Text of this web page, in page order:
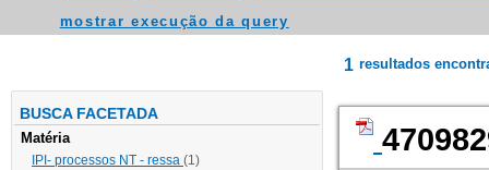
mostrar execução da query
BUSCA FACETADA
Matéria
IPI- processos NT - ressa (1)
1 resultados